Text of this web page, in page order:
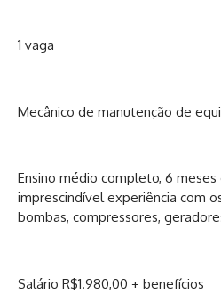
1 vaga
Mecânico de manutenção de
Ensino médio completo, 6 meses
imprescindível experiência com
bombas, compressores,
Salário R$1.980,00 + benefícios